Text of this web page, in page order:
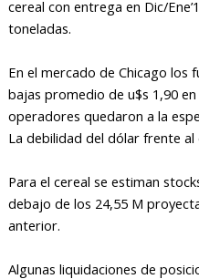
cereal con entrega en Dic/
toneladas.
En el mercado de Chicago
bajas promedio de u$s 1,90
operadores quedaron a la
La debilidad del dólar frente
Para el cereal se estiman
debajo de los 24,55 M
anterior.
Algunas liquidaciones de